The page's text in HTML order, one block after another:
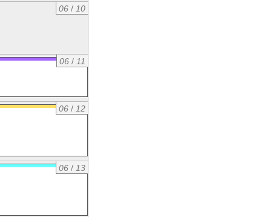
06/ 10
06/ 11
06/ 12
06/ 13